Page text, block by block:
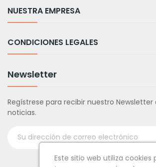
NUESTRA EMPRESA
CONDICIONES LEGALES
Newsletter
Regístrese para recibir nuestro
noticias.
Este sitio web utiliza cookies